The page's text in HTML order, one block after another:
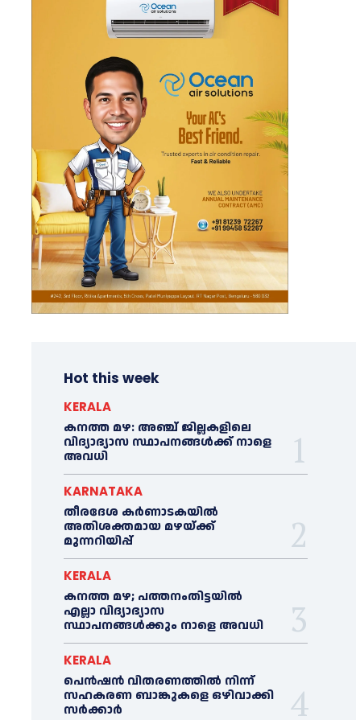
Hot this week
KERALA
കനത്ത മഴ: അഞ്ച് ജില്ലകളിലെ
വിദ്യാഭ്യാസ സ്ഥാപനങ്ങൾക്ക് നാളെ
അവധി
KARNATAKA
തീരദേശ കർണാടകയിൽ
അതിശക്തമായ മഴയ്ക്ക്
മുന്നറിയിപ്പ്
KERALA
കനത്ത മഴ; പത്തനംതിട്ടയില്‍
എല്ലാ വിദ്യാഭ്യാസ
സ്ഥാപനങ്ങള്‍ക്കും നാളെ അവധി
KERALA
പെൻഷൻ വിതരണത്തില്‍ നിന്ന്
സഹകരണ ബാങ്കുകളെ ഒഴിവാക്കി
സര്‍ക്കാര്‍